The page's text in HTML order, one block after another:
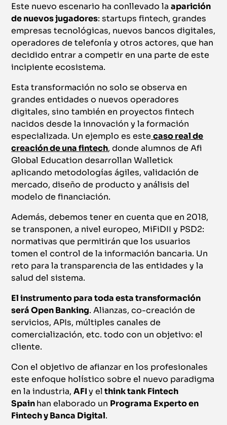
Este nuevo escenario ha conllevado laaparición
de nuevos jugadores: startups fintech, grandes
empresas tecnológicas, nuevos bancos digitales,
operadores de telefonía y otros actores, que han
decidido entrar a competir en una parte de este
incipiente ecosistema.
Esta transformación no solo se observa en
grandes entidades o nuevos operadores
digitales, sino también en proyectos fintech
nacidos desde la innovación y la formación
especializada. Un ejemplo es este caso real de
creación de una fintech, donde alumnos de Afi
Global Education desarrollan Walletick
aplicando metodologías ágiles, validación de
mercado, diseño de producto y análisis del
modelo de financiación.
Además, debemos tener en cuenta que en 2018,
se transponen, a nivel europeo, MiFiDII y PSD2:
normativas que permitirán que los usuarios
tomen el control de la información bancaria. Un
reto para la transparencia de las entidades y la
salud del sistema.
El instrumento para toda esta transformación
será Open Banking. Alianzas, co-creación de
servicios, APIs, múltiples canales de
comercialización, etc. todo con un objetivo: el
cliente.
Con el objetivo de afianzar en los profesionales
este enfoque holístico sobre el nuevo paradigma
en la industria,AFIy elthink tank Fintech
Spainhan elaborado un Programa Experto en
Fintech y Banca Digital.